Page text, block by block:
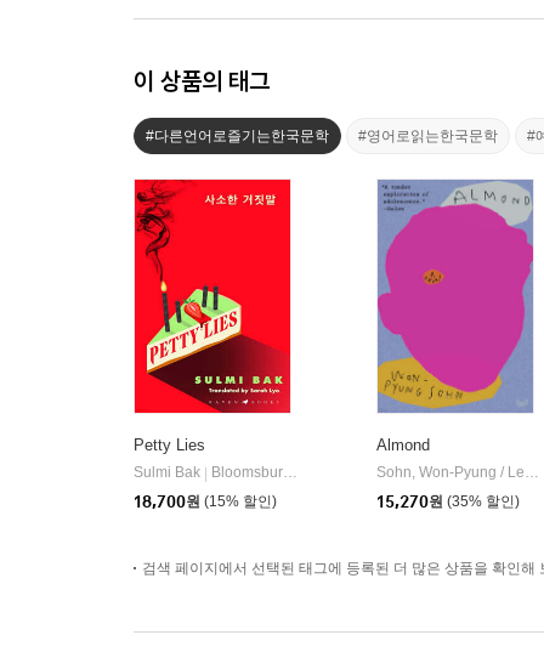
이 상품의 태그
#다른언어로즐기는한국문학 #영어로읽는한국문학 #
Petty Lies
Sulmi Bak
Bloomsbury Publishing PLC
18,700원 (15% 할인)
Almond
Sohn, Won-Pyung / Lee, Sandy Joosun
15,270원 (35% 할인)
검색 페이지에서 선택된 태그에 등록된 더 많은 상품을 확인해